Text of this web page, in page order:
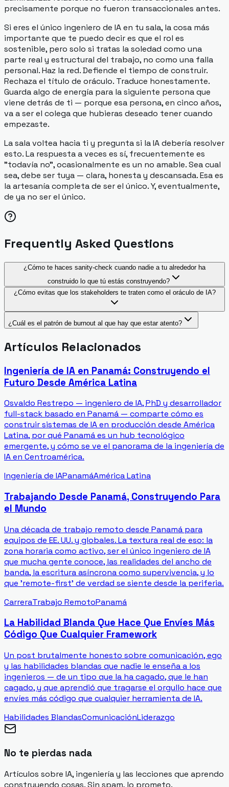
precisamente porque no fueron transaccionales antes.
Si eres el único ingeniero de IA en tu sala, la cosa más
importante que te puedo decir es que el rol es
sostenible, pero solo si tratas la soledad como una
parte real y estructural del trabajo, no como una falla
personal. Haz la red. Defiende el tiempo de construir.
Rechaza el título de oráculo. Traduce honestamente.
Guarda algo de energía para la siguiente persona que
viene detrás de ti — porque esa persona, en cinco años,
va a ser el colega que hubieras deseado tener cuando
empezaste.
La sala voltea hacia ti y pregunta si la IA debería resolver
esto. La respuesta a veces es sí, frecuentemente es
"todavía no", ocasionalmente es un no amable. Sea cual
sea, debe ser tuya — clara, honesta y descansada. Esa es
la artesanía completa de ser el único. Y, eventualmente,
de ya no ser el único.
Frequently Asked Questions
¿Cómo te haces sanity-check cuando nadie a tu alrededor ha
construido lo que tú estás construyendo?
¿Cómo evitas que los stakeholders te traten como el oráculo de IA?
¿Cuál es el patrón de burnout al que hay que estar atento?
Artículos Relacionados
Ingeniería de IA en Panamá: Construyendo el
Futuro Desde América Latina
Osvaldo Restrepo — ingeniero de IA, PhD y desarrollador
full-stack basado en Panamá — comparte cómo es
construir sistemas de IA en producción desde América
Latina, por qué Panamá es un hub tecnológico
emergente, y cómo se ve el panorama de la ingeniería de
IA en Centroamérica.
Ingeniería de IAPanamáAmérica Latina
Trabajando Desde Panamá, Construyendo Para
el Mundo
Una década de trabajo remoto desde Panamá para
equipos de EE. UU. y globales. La textura real de eso: la
zona horaria como activo, ser el único ingeniero de IA
que mucha gente conoce, las realidades del ancho de
banda, la escritura asíncrona como supervivencia, y lo
que 'remote-first' de verdad se siente desde la periferia.
CarreraTrabajo RemotoPanamá
La Habilidad Blanda Que Hace Que Envíes Más
Código Que Cualquier Framework
Un post brutalmente honesto sobre comunicación, ego
y las habilidades blandas que nadie le enseña a los
ingenieros — de un tipo que la ha cagado, que le han
cagado, y que aprendió que tragarse el orgullo hace que
envíes más código que cualquier herramienta de IA.
Habilidades BlandasComunicaciónLiderazgo
No te pierdas nada
Artículos sobre IA, ingeniería y las lecciones que aprendo
construyendo cosas. Sin spam, lo prometo.